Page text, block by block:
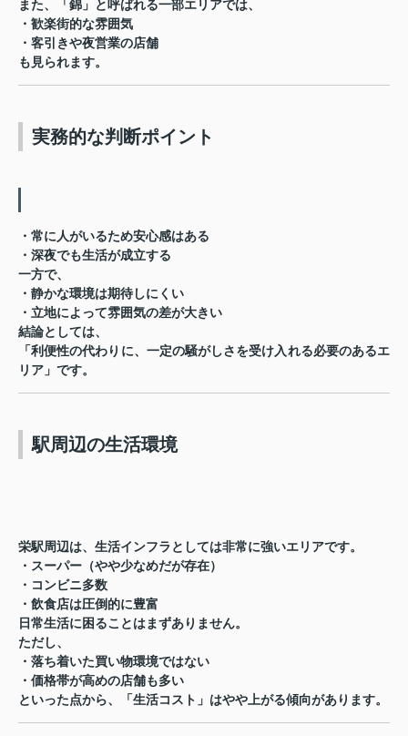
また、「錦」と呼ばれる一部エリアでは、
・歓楽街的な雰囲気
・客引きや夜営業の店舗
も見られます。
実務的な判断ポイント
・常に人がいるため安心感はある
・深夜でも生活が成立する
一方で、
・静かな環境は期待しにくい
・立地によって雰囲気の差が大きい
結論としては、
「利便性の代わりに、一定の騒がしさを受け入れる必要のあるエ
リア」です。
駅周辺の生活環境
栄駅周辺は、生活インフラとしては非常に強いエリアです。
・スーパー（やや少なめだが存在）
・コンビニ多数
・飲食店は圧倒的に豊富
日常生活に困ることはまずありません。
ただし、
・落ち着いた買い物環境ではない
・価格帯が高めの店舗も多い
といった点から、「生活コスト」はやや上がる傾向があります。